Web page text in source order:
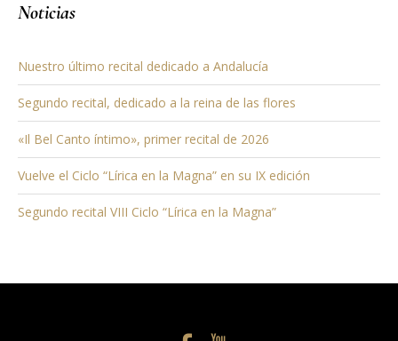
Noticias
Nuestro último recital dedicado a Andalucía
Segundo recital, dedicado a la reina de las flores
«Il Bel Canto íntimo», primer recital de 2026
Vuelve el Ciclo “Lírica en la Magna” en su IX edición
Segundo recital VIII Ciclo “Lírica en la Magna”